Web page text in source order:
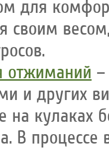
для
своим
отжиманий
и других
на кулаках
В